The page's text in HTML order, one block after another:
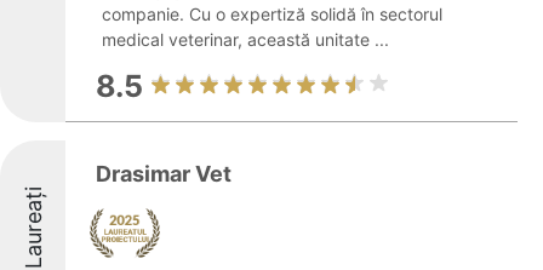
companie. Cu o expertiză solidă în sectorul
medical veterinar, această unitate ...
8.5
Laureați
Drasimar Vet